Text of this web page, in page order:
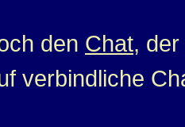
den Chat,
verbindliche